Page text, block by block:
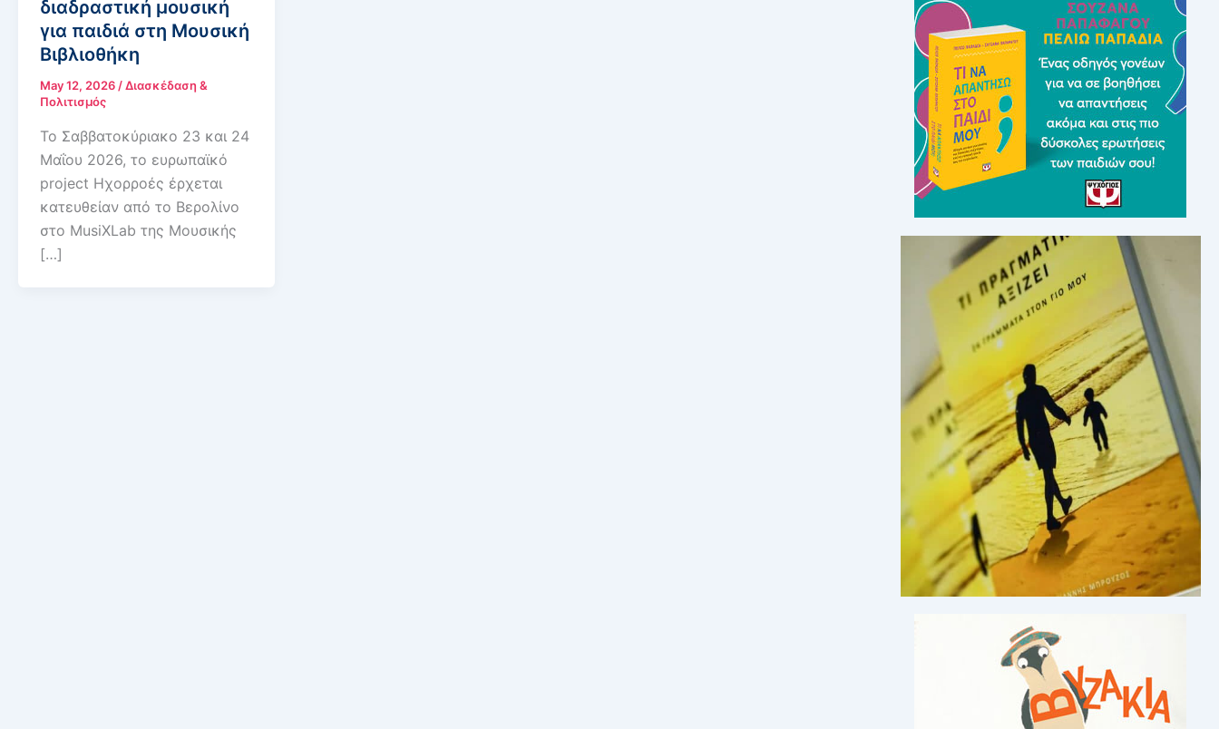
διαδραστική μουσική
για παιδιά στη Μουσική
Βιβλιοθήκη
May 12, 2026/Διασκέδαση &
Πολιτισμός
Το Σαββατοκύριακο 23 και 24
Μαΐου 2026, το ευρωπαϊκό
project Ηχορροές έρχεται
κατευθείαν από το Βερολίνο
στο MusiXLab της Μουσικής
[…]